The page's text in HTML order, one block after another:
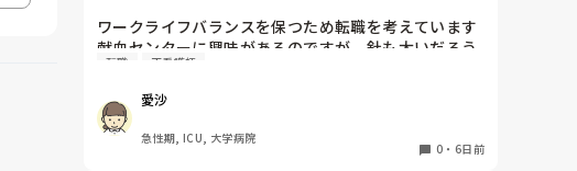
える。
皆さんならどうします？
ワークライフバランスを保つため転職を考えています
献血センターに興味があるのですが、針も太いだろう
し機械操作あるしイメージが湧きません
経験ある方いましたら、特別なスキルが必要かや働き
やすさなど教えていただきたいです！
転職 正看護師
愛沙
急性期, ICU, 大学病院
0 ・ 6日前